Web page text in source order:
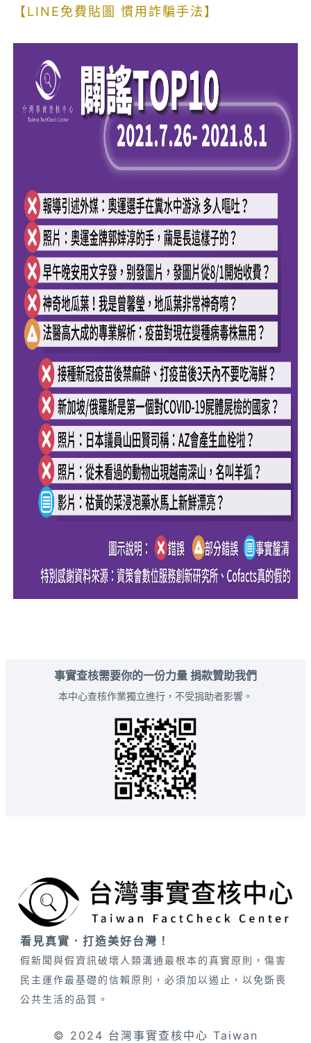
【LINE免費貼圖 慣用詐騙手法】
事實查核需要你的一份力量 捐款贊助我們
本中心查核作業獨立進行，不受捐助者影響。
看見真實．打造美好台灣！
假新聞與假資訊破壞人類溝通最根本的真實原則，傷害
民主運作最基礎的信賴原則，必須加以遏止，以免斲喪
公共生活的品質。
© 2024 台灣事實查核中心 Taiwan